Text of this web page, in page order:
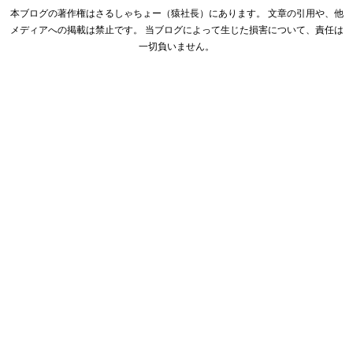
本ブログの著作権はさるしゃちょー（猿社長）にあります。 文章の引用や、他
メディアへの掲載は禁止です。 当ブログによって生じた損害について、責任は
一切負いません。